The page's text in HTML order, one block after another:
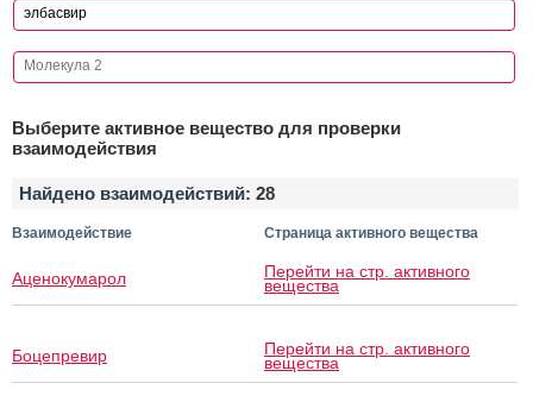
Выберите активное вещество для проверки
взаимодействия
Найдено взаимодействий: 28
Взаимодействие Страница активного вещества
Аценокумарол Перейти на стр. активного
вещества
Боцепревир Перейти на стр. активного
вещества